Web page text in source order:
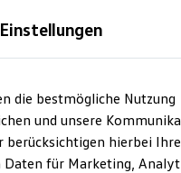
die bestmögliche Nutzung
und unsere
berücksichtigen hierbei Ihre
für Marketing,